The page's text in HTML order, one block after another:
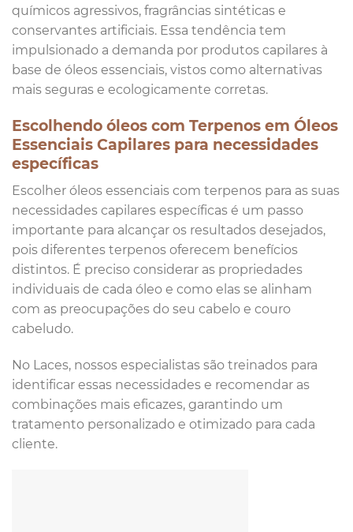
químicos agressivos, fragrâncias sintéticas e
conservantes artificiais. Essa tendência tem
impulsionado a demanda por produtos capilares à
base de óleos essenciais, vistos como alternativas
mais seguras e ecologicamente corretas.
Escolhendo óleos com Terpenos em Óleos
Essenciais Capilares para necessidades
específicas
Escolher óleos essenciais com terpenos para as suas
necessidades capilares específicas é um passo
importante para alcançar os resultados desejados,
pois diferentes terpenos oferecem benefícios
distintos. É preciso considerar as propriedades
individuais de cada óleo e como elas se alinham
com as preocupações do seu cabelo e couro
cabeludo.
No Laces, nossos especialistas são treinados para
identificar essas necessidades e recomendar as
combinações mais eficazes, garantindo um
tratamento personalizado e otimizado para cada
cliente.